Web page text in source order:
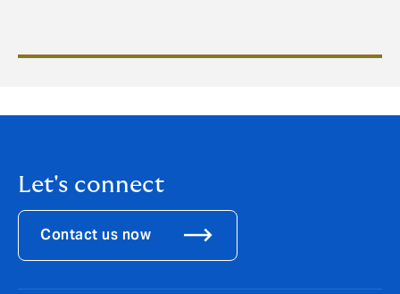
Let's connect
Contact us now